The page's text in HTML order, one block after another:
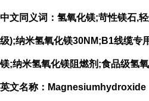
中文同义词：氢氧化镁;苛性镁石,
级);纳米氢氧化镁30NM;B1线缆专
镁;纳米氢氧化镁阻燃剂;食品级氢
英文名称：Magnesiumhydroxide